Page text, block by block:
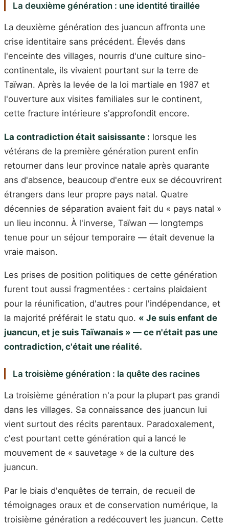
La deuxième génération : une identité tiraillée
La deuxième génération des juancun affronta une
crise identitaire sans précédent. Élevés dans
l'enceinte des villages, nourris d'une culture sino-
continentale, ils vivaient pourtant sur la terre de
Taïwan. Après la levée de la loi martiale en 1987 et
l'ouverture aux visites familiales sur le continent,
cette fracture intérieure s'approfondit encore.
La contradiction était saisissante : lorsque les
vétérans de la première génération purent enfin
retourner dans leur province natale après quarante
ans d'absence, beaucoup d'entre eux se découvrirent
étrangers dans leur propre pays natal. Quatre
décennies de séparation avaient fait du « pays natal »
un lieu inconnu. À l'inverse, Taïwan — longtemps
tenue pour un séjour temporaire — était devenue la
vraie maison.
Les prises de position politiques de cette génération
furent tout aussi fragmentées : certains plaidaient
pour la réunification, d'autres pour l'indépendance, et
la majorité préférait le statu quo. « Je suis enfant de
juancun, et je suis Taïwanais » — ce n'était pas une
contradiction, c'était une réalité.
La troisième génération : la quête des racines
La troisième génération n'a pour la plupart pas grandi
dans les villages. Sa connaissance des juancun lui
vient surtout des récits parentaux. Paradoxalement,
c'est pourtant cette génération qui a lancé le
mouvement de « sauvetage » de la culture des
juancun.
Par le biais d'enquêtes de terrain, de recueil de
témoignages oraux et de conservation numérique, la
troisième génération a redécouvert les juancun. Cette